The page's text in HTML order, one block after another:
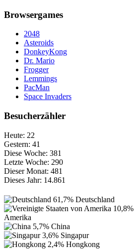
Browsergames
2048
Asteroids
DonkeyKong
Dr. Mario
Frogger
Lemmings
PacMan
Space Invaders
Besucherzähler
Heute: 22
Gestern: 41
Diese Woche: 381
Letzte Woche: 290
Dieser Monat: 481
Dieses Jahr: 14.861
61,7% Deutschland
10,8%
Amerika
5,7% China
3,6% Singapur
2,4% Hongkong